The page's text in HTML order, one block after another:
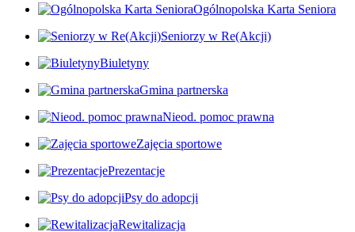
Ogólnopolska Karta Seniora
Seniorzy w Re(Akcji)
Biuletyny
Gmina partnerska
Nieod. pomoc prawna
Zajęcia sportowe
Prezentacje
Psy do adopcji
Rewitalizacja